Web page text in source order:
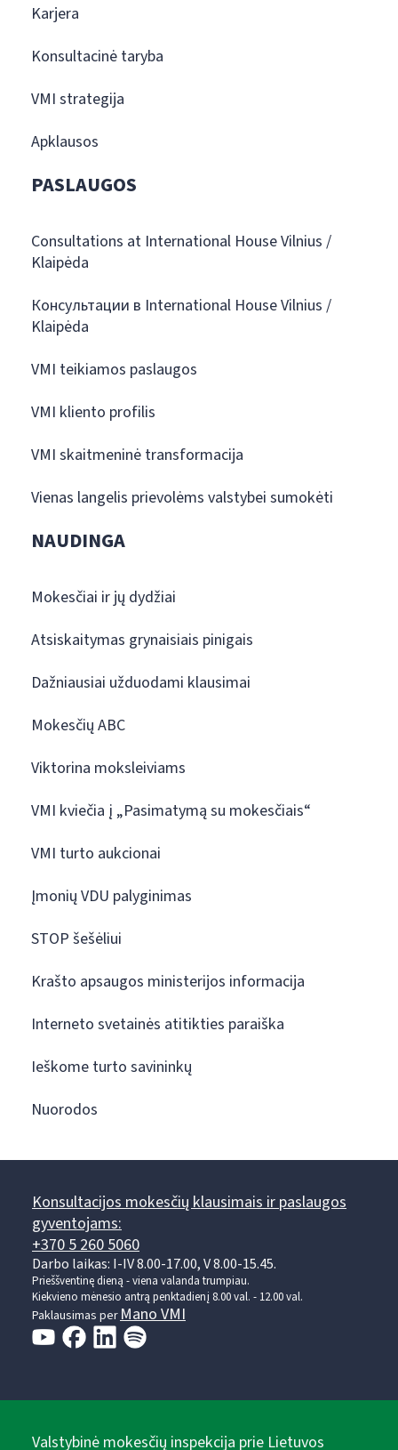
Karjera
Konsultacinė taryba
VMI strategija
Apklausos
PASLAUGOS
Consultations at International House Vilnius /
Klaipėda
Консультации в International House Vilnius /
Klaipėda
VMI teikiamos paslaugos
VMI kliento profilis
VMI skaitmeninė transformacija
Vienas langelis prievolėms valstybei sumokėti
NAUDINGA
Mokesčiai ir jų dydžiai
Atsiskaitymas grynaisiais pinigais
Dažniausiai užduodami klausimai
Mokesčių ABC
Viktorina moksleiviams
VMI kviečia į „Pasimatymą su mokesčiais“
VMI turto aukcionai
Įmonių VDU palyginimas
STOP šešėliui
Krašto apsaugos ministerijos informacija
Interneto svetainės atitikties paraiška
Ieškome turto savininkų
Nuorodos
Konsultacijos mokesčių klausimais ir paslaugos
gyventojams:
+370 5 260 5060
Darbo laikas: I-IV 8.00-17.00, V 8.00-15.45.
Prieššventinę dieną - viena valanda trumpiau.
Kiekvieno mėnesio antrą penktadienį 8.00 val. - 12.00 val.
Paklausimas perMano VMI
Valstybinė mokesčių inspekcija prie Lietuvos